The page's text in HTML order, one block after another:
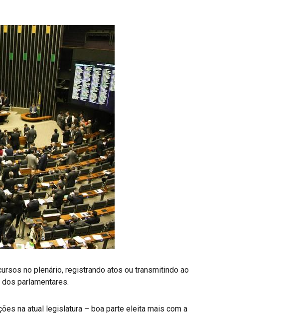
no plenário, registrando atos ou transmitindo ao
parlamentares.
na atual legislatura – boa parte eleita mais com a